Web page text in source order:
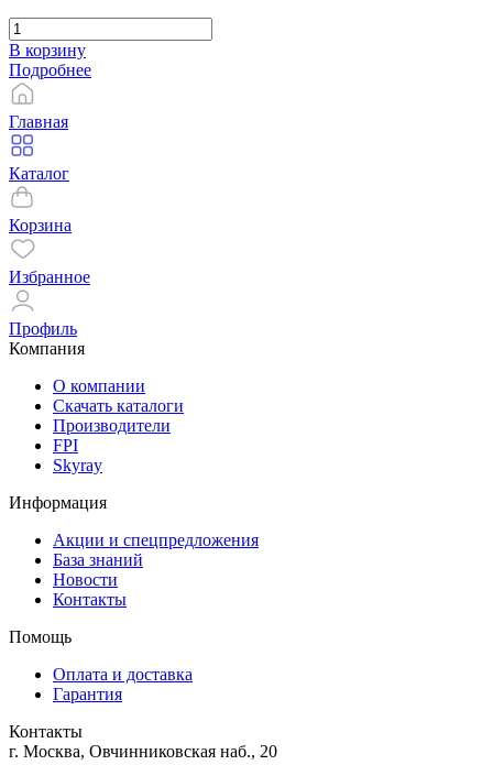
В корзину
Подробнее
Главная
Каталог
Корзина
Избранное
Профиль
Компания
О компании
Скачать каталоги
Производители
FPI
Skyray
Информация
Акции и спецпредложения
База знаний
Новости
Контакты
Помощь
Оплата и доставка
Гарантия
Контакты
г. Москва, Овчинниковская наб., 20